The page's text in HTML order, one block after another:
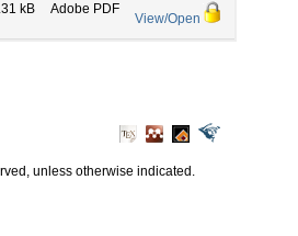
kB Adobe PDF
View/Open
unless otherwise indicated.